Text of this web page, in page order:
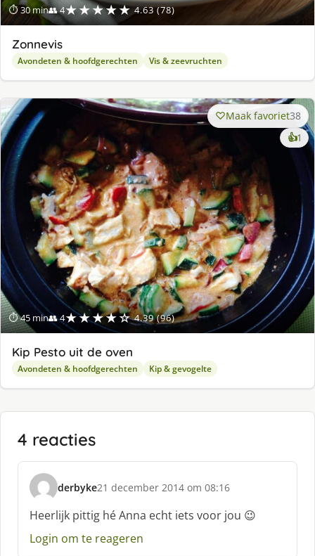
⏱ 30 min👥 4★★★★★ 4.63 (78)
Zonnevis
Avondeten & hoofdgerechten Vis & zeevruchten
⏱ 45 min👥 4★★★★☆ 4.39 (96)
Maak favoriet38
👍1
Kip Pesto uit de oven
Avondeten & hoofdgerechten Kip & gevogelte
4 reacties
derbyke
s
c
h
r
21 december 2014 om 08:16
Heerlijk pittig hé Anna echt iets voor jou 😉
Login om te reageren